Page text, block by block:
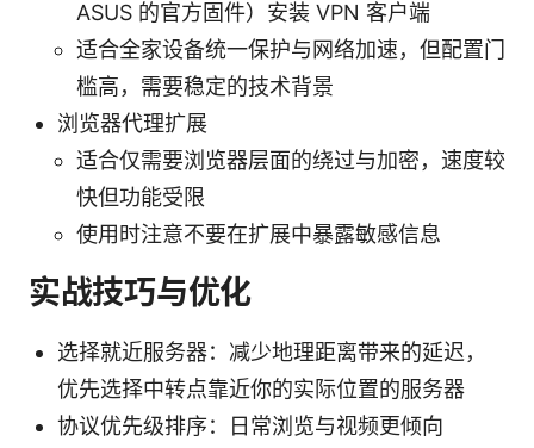
ASUS 的官方固件）安装 VPN 客户端
适合全家设备统一保护与网络加速，但配置门
槛高，需要稳定的技术背景
浏览器代理扩展
适合仅需要浏览器层面的绕过与加密，速度较
快但功能受限
使用时注意不要在扩展中暴露敏感信息
实战技巧与优化
选择就近服务器：减少地理距离带来的延迟，
优先选择中转点靠近你的实际位置的服务器
协议优先级排序：日常浏览与视频更倾向